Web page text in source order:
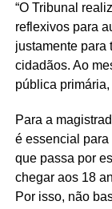
“O Tribunal
reflexivos para
justamente para
cidadãos. Ao
pública
Para a
é essencial para
que passa por
chegar aos 18
Por isso, não